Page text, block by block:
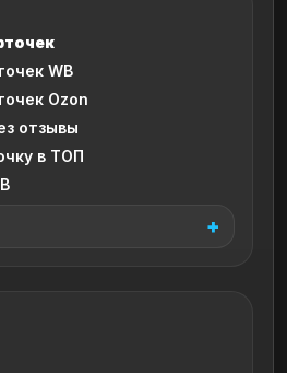
WB
Ozon
отзывы
в ТОП